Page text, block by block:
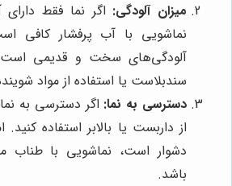
میزان آلودگی: اگر نما فقط
نماشویی با آب پرفشار کافی
آلودگی‌های سخت و قدیمی
سندبلاست یا استفاده از مواد
دسترسی به نما: اگر دسترسی به
از داربست یا بالابر استفاده
دشوار است، نماشویی با طناب
باشد.